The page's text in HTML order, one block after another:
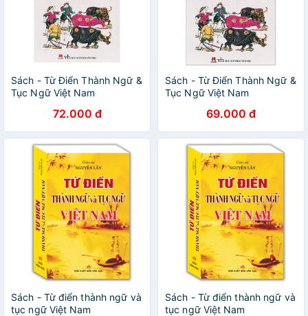
Sách - Từ Điển Thành Ngữ &
Tục Ngữ Việt Nam
72.000 đ
Sách - Từ Điển Thành Ngữ &
Tục Ngữ Việt Nam
69.000 đ
Sách - Từ điển thành ngữ và
tục ngữ Việt Nam
Sách - Từ điển thành ngữ và
tục ngữ Việt Nam